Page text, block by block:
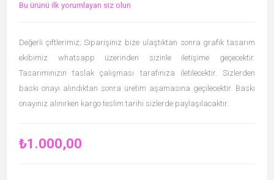
Bu ürünü ilk yorumlayan siz olun
Değerli çiftlerimiz; Siparişiniz bize ulaştıktan sonra grafik tasarım
ekibimiz whatsapp üzerinden sizinle iletişime geçecektir.
Tasarımınızın taslak çalışması tarafınıza iletilecektir. Sizlerden
baskı onayı alındıktan sonra üretim aşamasına geçilecektir. Baskı
onayınız alınırken kargo teslim tarihi sizlerde paylaşılacaktır.
₺1.000,00